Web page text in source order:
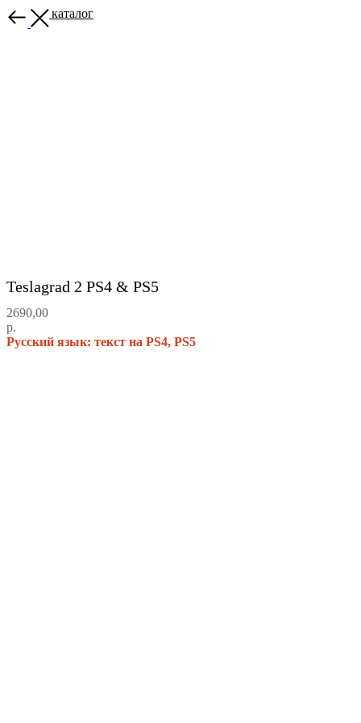
Назад в каталог
Teslagrad 2 PS4 & PS5
2690,00
р.
Русский язык: текст на PS4, PS5